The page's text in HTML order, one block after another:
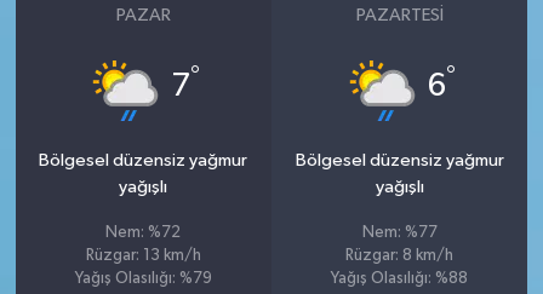
PAZAR
7°
Bölgesel düzensiz yağmur
yağışlı
Nem: %72
Rüzgar: 13 km/h
Yağış Olasılığı: %79
PAZARTESI
6°
Bölgesel düzensiz yağmur
yağışlı
Nem: %77
Rüzgar: 8 km/h
Yağış Olasılığı: %88